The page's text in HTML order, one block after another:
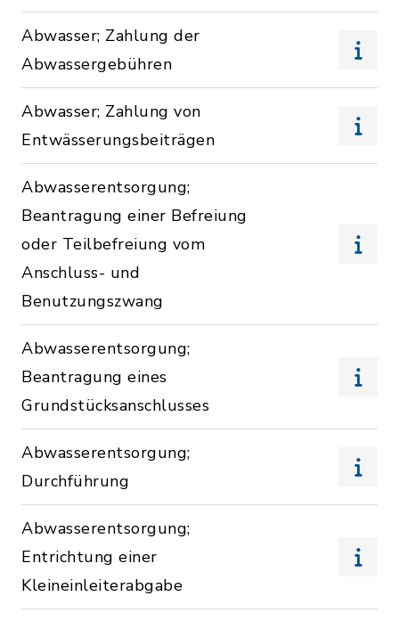
Abwasser; Zahlung der
Abwassergebühren
Abwasser; Zahlung von
Entwässerungsbeiträgen
Abwasserentsorgung;
Beantragung einer Befreiung
oder Teilbefreiung vom
Anschluss- und
Benutzungszwang
Abwasserentsorgung;
Beantragung eines
Grundstücksanschlusses
Abwasserentsorgung;
Durchführung
Abwasserentsorgung;
Entrichtung einer
Kleineinleiterabgabe